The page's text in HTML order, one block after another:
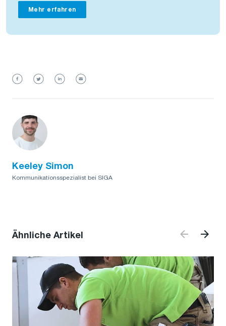
Mehr erfahren
Keeley Simon
Kommunikationsspezialist bei SIGA
Ähnliche Artikel